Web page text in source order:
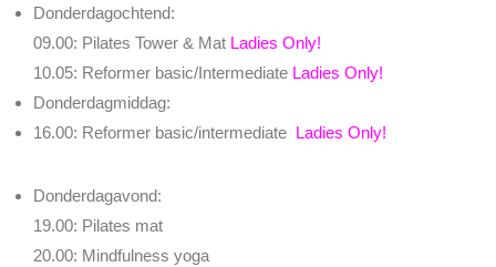
Donderdagochtend:
09.00: Pilates Tower & Mat Ladies Only!
10.05: Reformer basic/Intermediate Ladies Only!
Donderdagmiddag:
16.00: Reformer basic/intermediate Ladies Only!
Donderdagavond:
19.00: Pilates mat
20.00: Mindfulness yoga